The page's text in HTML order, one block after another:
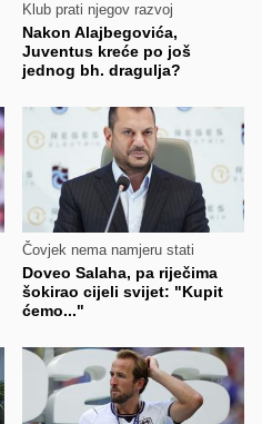
Klub prati njegov razvoj
Nakon Alajbegovića,
Juventus kreće po još
jednog bh. dragulja?
Čovjek nema namjeru stati
Doveo Salaha, pa riječima
šokirao cijeli svijet: "Kupit
ćemo..."